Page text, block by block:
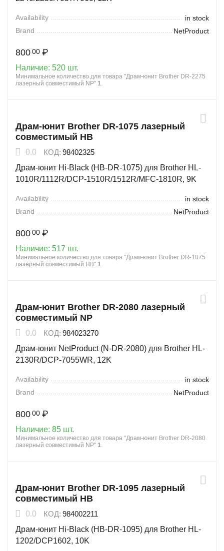
Availability
in stock
Brand
NetProduct
800 00 ₽
Наличие: 520 шт.
Минимальное количество для товара "Драм-юнит Brother DR-2275
лазерный совместимый NP" 1.
Драм-юнит Brother DR-1075 лазерный
совместимый HB
0.0 КОД: 98402325
Драм-юнит Hi-Black (HB-DR-1075) для Brother HL-
1010R/1112R/DCP-1510R/1512R/MFC-1810R, 9K
Availability
in stock
Brand
NetProduct
800 00 ₽
Наличие: 517 шт.
Минимальное количество для товара "Драм-юнит Brother DR-1075
лазерный совместимый HB" 1.
Драм-юнит Brother DR-2080 лазерный
совместимый NP
0.0 КОД: 984023270
Драм-юнит NetProduct (N-DR-2080) для Brother HL-
2130R/DCP-7055WR, 12K
Availability
in stock
Brand
NetProduct
800 00 ₽
Наличие: 85 шт.
Минимальное количество для товара "Драм-юнит Brother DR-2080
лазерный совместимый NP" 1.
Драм-юнит Brother DR-1095 лазерный
совместимый HB
0.0 КОД: 984002211
Драм-юнит Hi-Black (HB-DR-1095) для Brother HL-
1202/DCP1602, 10K